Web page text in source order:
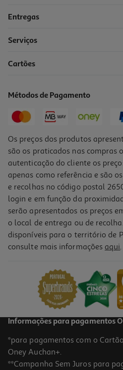
4.2
Impressora Multifunções Hp
159,99 €
Entregas
Serviços
Cartões
Métodos de Pagamento
Os preços dos produtos
são os praticados nas compras
autenticação do cliente os
apenas como referência e são
e recolhas no código postal
login e em função da
serão apresentados os preços
o local de entrega ou de
disponíveis para o território de
consulte mais informações aqui.
Informações para pagamentos
*para pagamentos com o
Oney Auchan+.
**Campanha Sem Juros para